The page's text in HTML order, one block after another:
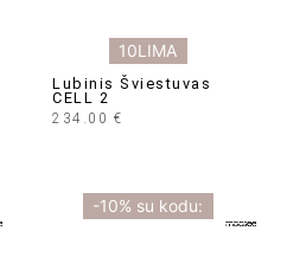
10LIMA
Lubinis Šviestuvas
CELL 2
234.00 €
-10% su kodu: